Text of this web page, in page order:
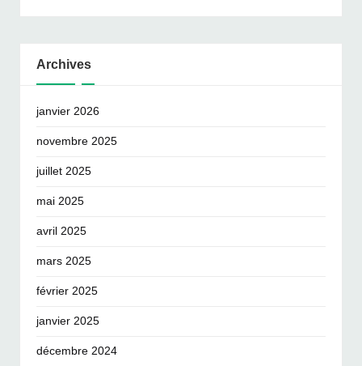
Archives
janvier 2026
novembre 2025
juillet 2025
mai 2025
avril 2025
mars 2025
février 2025
janvier 2025
décembre 2024